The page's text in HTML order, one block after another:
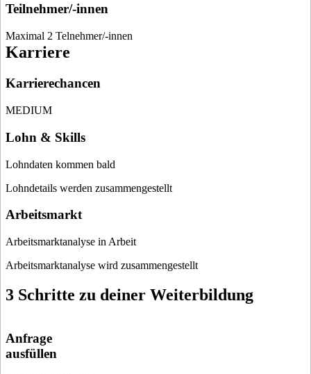
Teilnehmer/-innen
Maximal 2 Telnehmer/-innen
Karriere
Karrierechancen
MEDIUM
Lohn & Skills
Lohndaten kommen bald
Lohndetails werden zusammengestellt
Arbeitsmarkt
Arbeitsmarktanalyse in Arbeit
Arbeitsmarktanalyse wird zusammengestellt
3 Schritte zu deiner Weiterbildung
Anfrage
ausfüllen